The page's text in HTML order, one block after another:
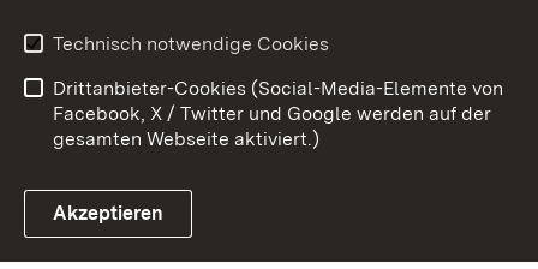
Link zum Landesportal
Barrierefreiheit
Impressum Cookies
Technisch notwendige Cookies
Drittanbieter-Cookies (Social-Media-Elemente von
Facebook, X / Twitter und Google werden auf der
gesamten Webseite aktiviert.)
Akzeptieren